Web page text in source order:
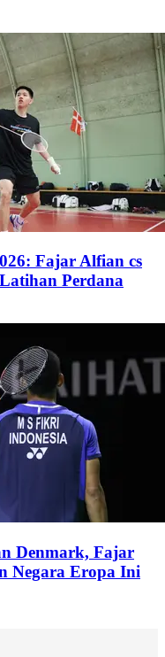
Fajar Alfian cs
Perdana
Denmark, Fajar
Negara Eropa Ini